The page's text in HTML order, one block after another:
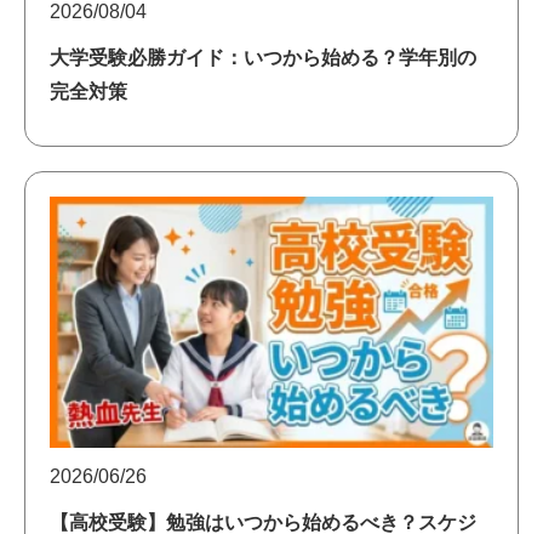
2026/08/04
大学受験必勝ガイド：いつから始める？学年別の
完全対策
2026/06/26
【高校受験】勉強はいつから始めるべき？スケジ